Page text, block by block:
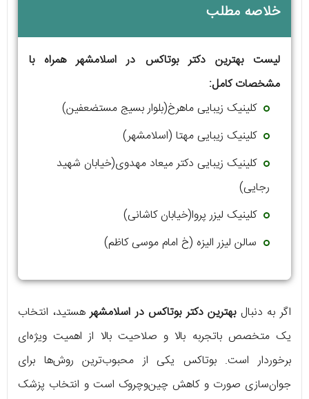
خلاصه مطلب
لیست بهترین دکتر بوتاکس در اسلامشهر همراه با
مشخصات کامل:
کلینیک زیبایی ماهرخ(بلوار بسیج مستضعفین)
کلینیک زیبایی مهتا (اسلامشهر)
کلینیک زیبایی دکتر میعاد مهدوی(خیابان شهید
رجایی)
کلینیک لیزر پروا(خیابان کاشانی)
سالن لیزر الیزه (خ امام موسی کاظم)
اگر به دنبال بهترین دکتر بوتاکس در اسلامشهرهستید، انتخاب
یک متخصص باتجربه بالا و صلاحیت بالا از اهمیت ویژه‌ای
برخوردار است. بوتاکس یکی از محبوب‌ترین روش‌ها برای
جوان‌سازی صورت و کاهش چین‌وچروک است و انتخاب پزشک